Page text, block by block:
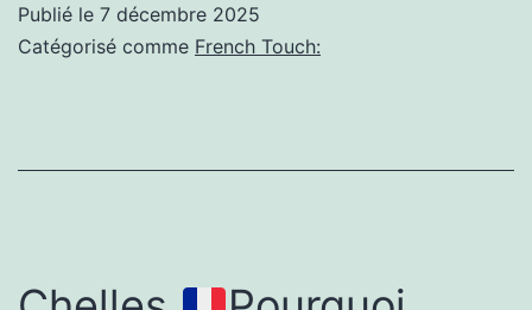
Indés
Publié le 7 décembre 2025
Catégorisé comme French Touch: